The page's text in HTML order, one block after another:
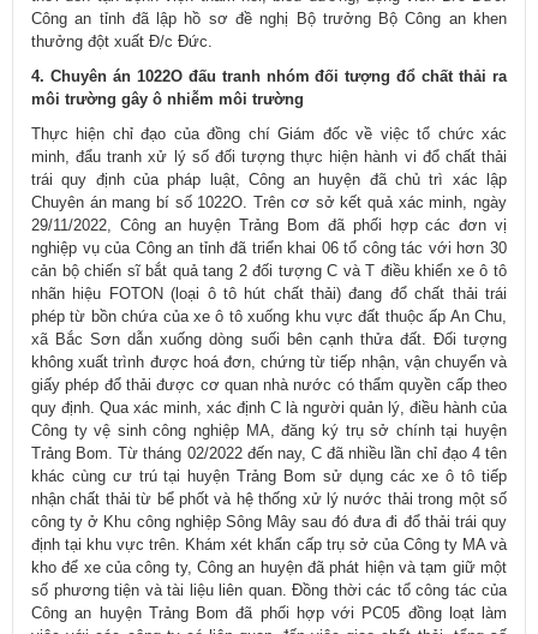
Công an tỉnh đã lập hồ sơ đề nghị Bộ trưởng Bộ Công an khen
thưởng đột xuất Đ/c Đức.
4. Chuyên án 1022O đấu tranh nhóm đối tượng đổ chất thải ra
môi trường gây ô nhiễm môi trường
Thực hiện chỉ đạo của đồng chí Giám đốc về việc tổ chức xác
minh, đẩu tranh xử lý số đối tượng thực hiện hành vi đổ chất thải
trái quy định của pháp luật, Công an huyện đã chủ trì xác lập
Chuyên án mang bí số 1022O. Trên cơ sở kết quả xác minh, ngày
29/11/2022, Công an huyện Trảng Bom đã phối hợp các đơn vị
nghiệp vụ của Công an tỉnh đã triển khai 06 tổ công tác với hơn 30
cản bộ chiến sĩ bắt quả tang 2 đối tượng C và T điều khiển xe ô tô
nhãn hiệu FOTON (loại ô tô hút chất thải) đang đổ chất thải trái
phép từ bồn chứa của xe ô tô xuống khu vực đất thuộc ấp An Chu,
xã Bắc Sơn dẫn xuống dòng suối bên cạnh thửa đất. Đối tượng
không xuất trình được hoá đơn, chứng từ tiếp nhận, vận chuyển và
giấy phép đổ thải được cơ quan nhà nước có thẩm quyền cấp theo
quy định. Qua xác minh, xác định C là người quản lý, điều hành của
Công ty vệ sinh công nghiệp MA, đăng ký trụ sở chính tại huyện
Trảng Bom. Từ tháng 02/2022 đến nay, C đã nhiều lần chỉ đạo 4 tên
khác cùng cư trú tại huyện Trảng Bom sử dụng các xe ô tô tiếp
nhận chất thải từ bể phốt và hệ thống xử lý nước thải trong một số
công ty ở Khu công nghiệp Sông Mây sau đó đưa đi đổ thải trái quy
định tại khu vực trên. Khám xét khẩn cấp trụ sở của Công ty MA và
kho để xe của công ty, Công an huyện đã phát hiện và tạm giữ một
số phương tiện và tài liệu liên quan. Đồng thời các tổ công tác của
Công an huyện Trảng Bom đã phối hợp với PC05 đồng loạt làm